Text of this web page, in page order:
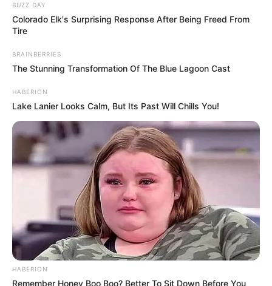
BUZZ DAY
Colorado Elk's Surprising Response After Being Freed From
Tire
BRAINBERRIES
The Stunning Transformation Of The Blue Lagoon Cast
HABERION
Lake Lanier Looks Calm, But Its Past Will Chills You!
HABERION
Remember Honey Boo Boo? Better To Sit Down Before You